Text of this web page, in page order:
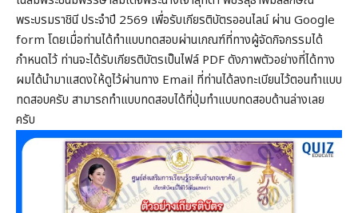
พระบรมราชินี ประจำปี 2569 เพื่อรับเกียรติบัตรออนไลน์ ผ่าน Google
form โดยเมื่อท่านได้ทำแบบทดสอบผ่านเกณฑ์ที่ทางผู้จัดกิจกรรมได้
กำหนดไว้ ท่านจะได้รับเกียรติบัตรเป็นไฟล์ PDF ดังภาพตัวอย่างที่ได้ทาง
ผมได้นำมาแสดงให้ดูไว้ผ่านทาง Email ที่ท่านได้ลงทะเบียนไว้ตอนทำแบบ
ทดสอบครับ สามารถทำแบบทดสอบได้ที่ปุ่มทำแบบทดสอบด้านล่างเลย
ครับ